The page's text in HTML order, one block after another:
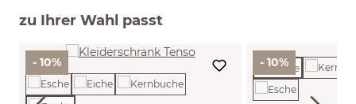
zu Ihrer Wahl passt
- 10% - 10%